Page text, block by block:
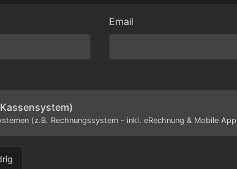
Email
(z.B. Rechnungssystem - inkl. eRechnung & Mobile